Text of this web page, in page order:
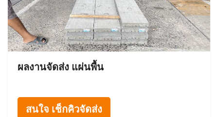
ผลงานจัดส่ง แผ่นพื้น
สนใจ เช็กคิวจัดส่ง